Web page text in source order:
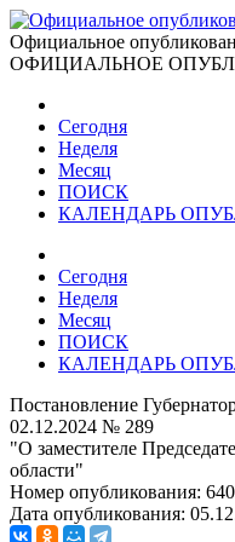
Официальное
ОФИЦИАЛЬНОЕ
Сегодня
Неделя
Месяц
ПОИСК
КАЛЕНДАРЬ
Сегодня
Неделя
Месяц
ПОИСК
КАЛЕНДАРЬ
Постановление
02.12.2024 № 289
"О заместителе
области"
Номер опубликования:
Дата опубликования: